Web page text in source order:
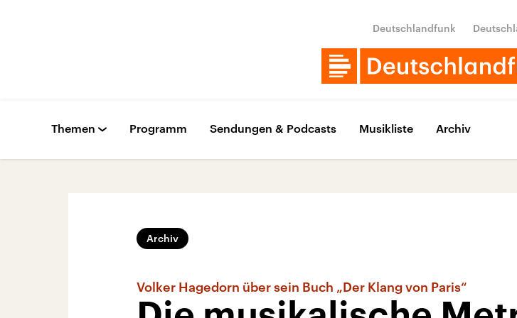
Deutschlandfunk
Themen Programm Sendungen & Podcasts Musikliste Archiv
Archiv
Volker Hagedorn über sein Buch „Der Klang von Paris“